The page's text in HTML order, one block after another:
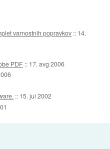
varnostnih popravkov :: 14.
PDF :: 17. avg 2006
:: 15. jul 2002